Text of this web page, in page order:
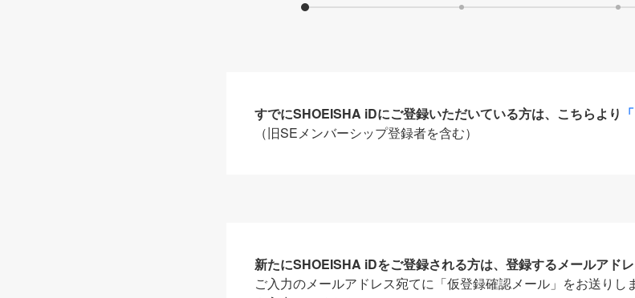
すでにSHOEISHA iDにご登録いただいている方は、こちらより
（旧SEメンバーシップ登録者を含む）
新たにSHOEISHA iDをご登録される方は、登録するメールアドレ
ご入力のメールアドレス宛てに「仮登録確認メール」をお送りし